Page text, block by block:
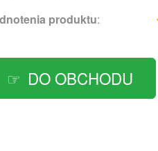
produktu:
DO OBCHODU